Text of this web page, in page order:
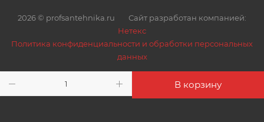
В корзину
2026 © profsantehnika.ru
Сайт разработан компанией:
Нетекс
Политика конфиденциальности и обработки персональных
данных